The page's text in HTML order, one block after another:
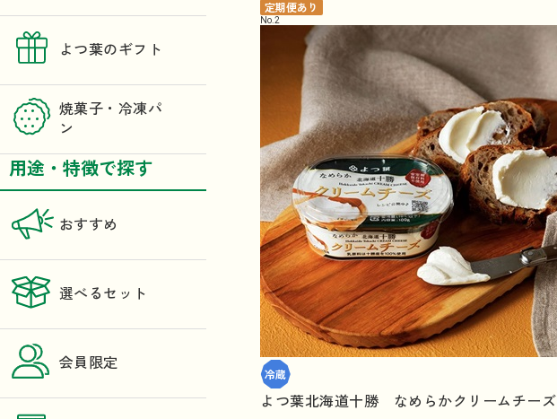
よつ葉のギフト
焼菓子・冷凍パ
ン
用途・特徴で探す
おすすめ
選べるセット
会員限定
定期便あり
No.2
よつ葉北海道十勝 なめらかクリームチーズ